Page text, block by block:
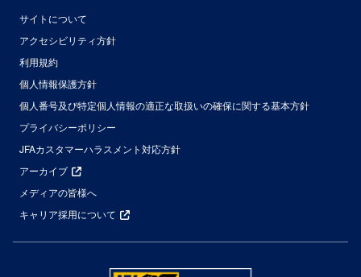
サイトについて
アクセシビリティ方針
利用規約
個人情報保護方針
個人番号及び特定個人情報の適正な取扱いの確保に関する基本方針
プライバシーポリシー
JFAカスタマーハラスメント対応方針
アーカイブ
メディアの皆様へ
キャリア採用について